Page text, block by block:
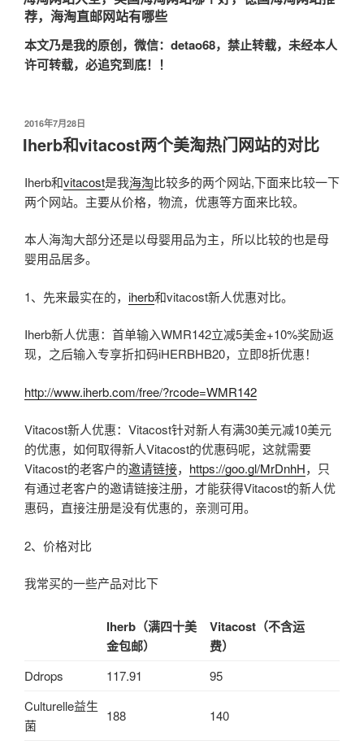
荐，海淘直邮网站有哪些
本文乃是我的原创，微信： detao68，禁止转载，未经本人
许可转载，必追究到底！！
发
布
于
2016年7月28日
Iherb和vitacost两个美淘热门网站的对比
Iherb和vitacost是我海淘比较多的两个网站,下面来比较一下
两个网站。主要从价格，物流，优惠等方面来比较。
本人海淘大部分还是以母婴用品为主，所以比较的也是母
婴用品居多。
1、先来最实在的， iherb和vitacost新人优惠对比。
Iherb新人优惠：首单输入WMR142立减5美金+10%奖励返
现，之后输入专享折扣码iHERBHB20，立即8折优惠！
http://www.iherb.com/free/?rcode=WMR142
Vitacost新人优惠：Vitacost针对新人有满30美元减10美元
的优惠，如何取得新人Vitacost的优惠码呢，这就需要
Vitacost的老客户的邀请链接， https://goo.gl/MrDnhH，只
有通过老客户的邀请链接注册，才能获得Vitacost的新人优
惠码，直接注册是没有优惠的，亲测可用。
2、价格对比
我常买的一些产品对比下
Iherb （满四十美
金包邮）
Vitacost （不含运
费）
Ddrops 117.91
95
Culturelle益生
菌
188 140